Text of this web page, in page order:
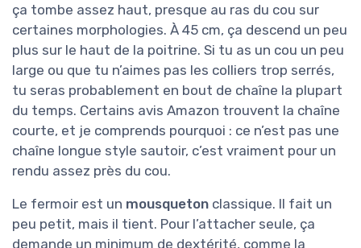
ça tombe assez haut, presque au ras du cou sur
certaines morphologies. À 45 cm, ça descend un peu
plus sur le haut de la poitrine. Si tu as un cou un peu
large ou que tu n’aimes pas les colliers trop serrés,
tu seras probablement en bout de chaîne la plupart
du temps. Certains avis Amazon trouvent la chaîne
courte, et je comprends pourquoi : ce n’est pas une
chaîne longue style sautoir, c’est vraiment pour un
rendu assez près du cou.
Le fermoir est un mousqueton classique. Il fait un
peu petit, mais il tient. Pour l’attacher seule, ça
demande un minimum de dextérité, comme la